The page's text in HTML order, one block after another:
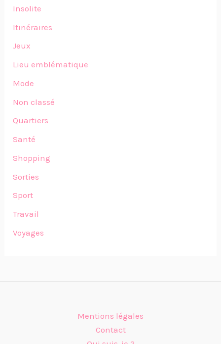
Insolite
Itinéraires
Jeux
Lieu emblématique
Mode
Non classé
Quartiers
Santé
Shopping
Sorties
Sport
Travail
Voyages
Mentions légales
Contact